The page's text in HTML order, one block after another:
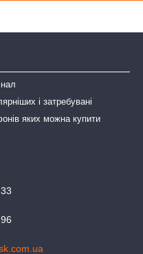
і затребувані
яких можна купити